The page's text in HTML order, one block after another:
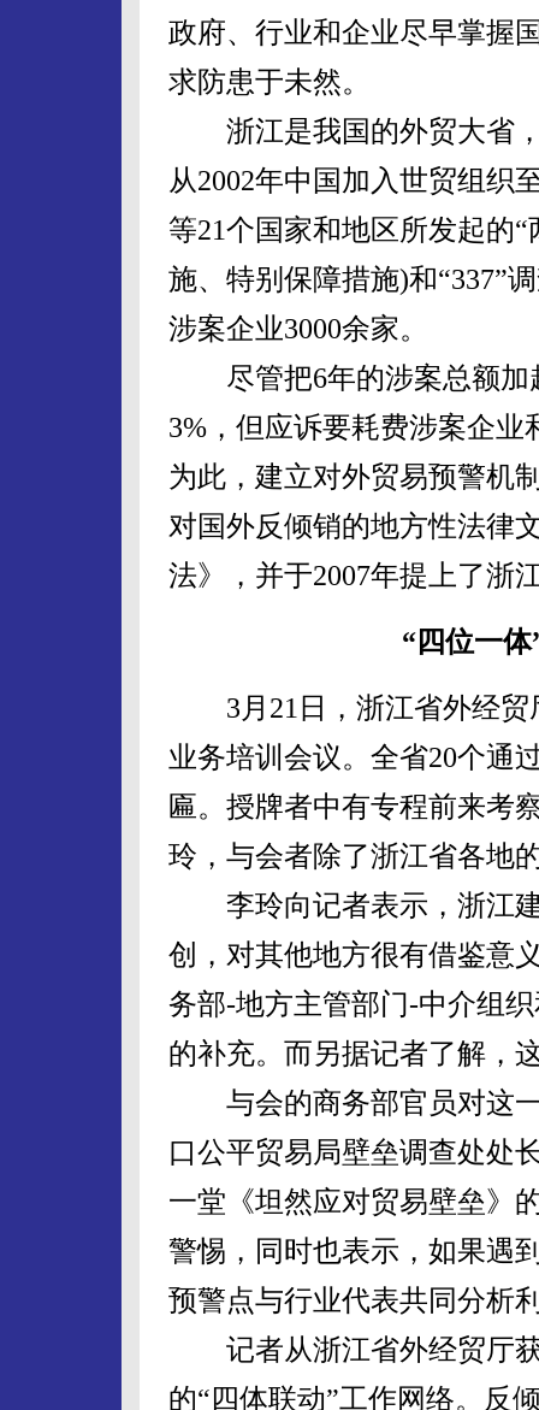
政府、行业和企业尽早掌握
求防患于未然。
浙江是我国的外贸大省，
从2002年中国加入世贸组织
等21个国家和地区所发起的
施、特别保障措施)和“337”
涉案企业3000余家。
尽管把6年的涉案总额加
3%，但应诉要耗费涉案企
为此，建立对外贸易预警机
对国外反倾销的地方性法律
法》，并于2007年提上了浙
“四位一
3月21日，浙江省外经贸
业务培训会议。全省20个通
匾。授牌者中有专程前来考
玲，与会者除了浙江省各地
李玲向记者表示，浙江建
创，对其他地方很有借鉴意
务部-地方主管部门-中介组
的补充。而另据记者了解，
与会的商务部官员对这一
口公平贸易局壁垒调查处处
一堂《坦然应对贸易壁垒》
警惕，同时也表示，如果遇
预警点与行业代表共同分析
记者从浙江省外经贸厅获
的“四体联动”工作网络。反